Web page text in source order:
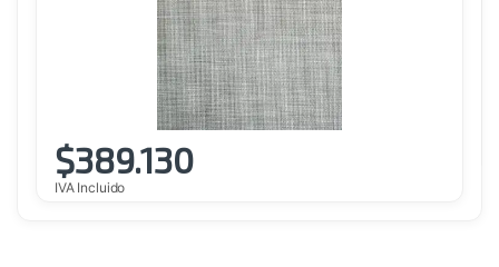
$389.130
IVA Incluido